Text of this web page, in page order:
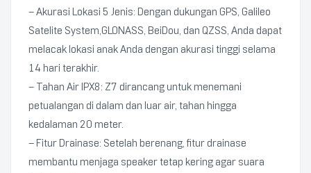
– Akurasi Lokasi 5 Jenis: Dengan dukungan GPS, Galileo
Satelite System,GLONASS, BeiDou, dan QZSS, Anda dapat
melacak lokasi anak Anda dengan akurasi tinggi selama
14 hari terakhir.
– Tahan Air IPX8: Z7 dirancang untuk menemani
petualangan di dalam dan luar air, tahan hingga
kedalaman 20 meter.
– Fitur Drainase: Setelah berenang, fitur drainase
membantu menjaga speaker tetap kering agar suara